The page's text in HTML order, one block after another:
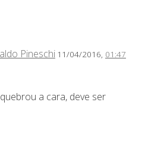
Pineschi 11/04/2016, 01:47
a cara, deve ser